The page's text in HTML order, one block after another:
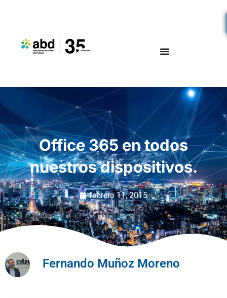
Office 365 en todos
nuestros dispositivos.
febrero 11, 2015
Fernando Muñoz Moreno